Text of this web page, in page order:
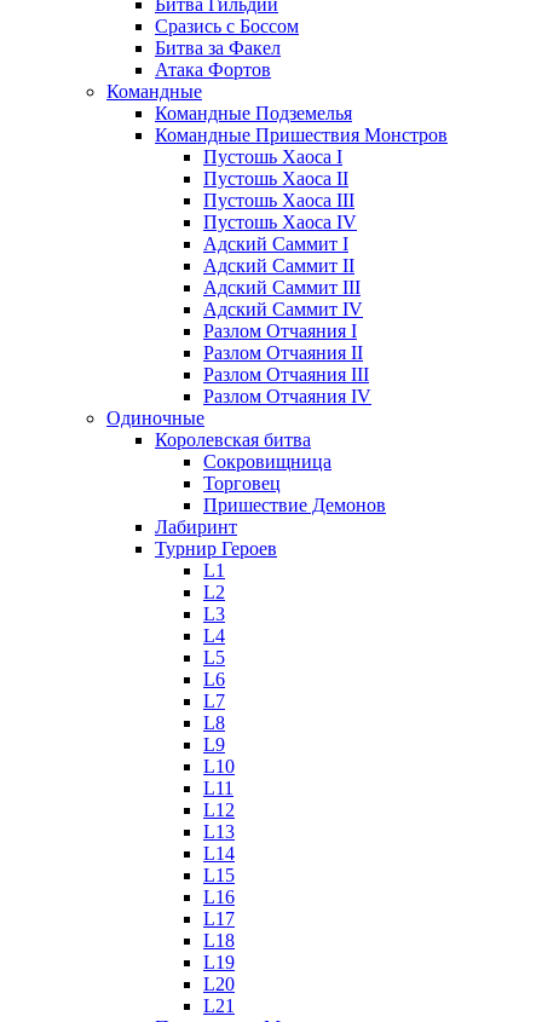
Битва Гильдий
Сразись с Боссом
Битва за Факел
Атака Фортов
Командные
Командные Подземелья
Командные Пришествия Монстров
Пустошь Хаоса I
Пустошь Хаоса II
Пустошь Хаоса III
Пустошь Хаоса IV
Адский Саммит I
Адский Саммит II
Адский Саммит III
Адский Саммит IV
Разлом Отчаяния I
Разлом Отчаяния II
Разлом Отчаяния III
Разлом Отчаяния IV
Одиночные
Королевская битва
Сокровищница
Торговец
Пришествие Демонов
Лабиринт
Турнир Героев
L1
L2
L3
L4
L5
L6
L7
L8
L9
L10
L11
L12
L13
L14
L15
L16
L17
L18
L19
L20
L21